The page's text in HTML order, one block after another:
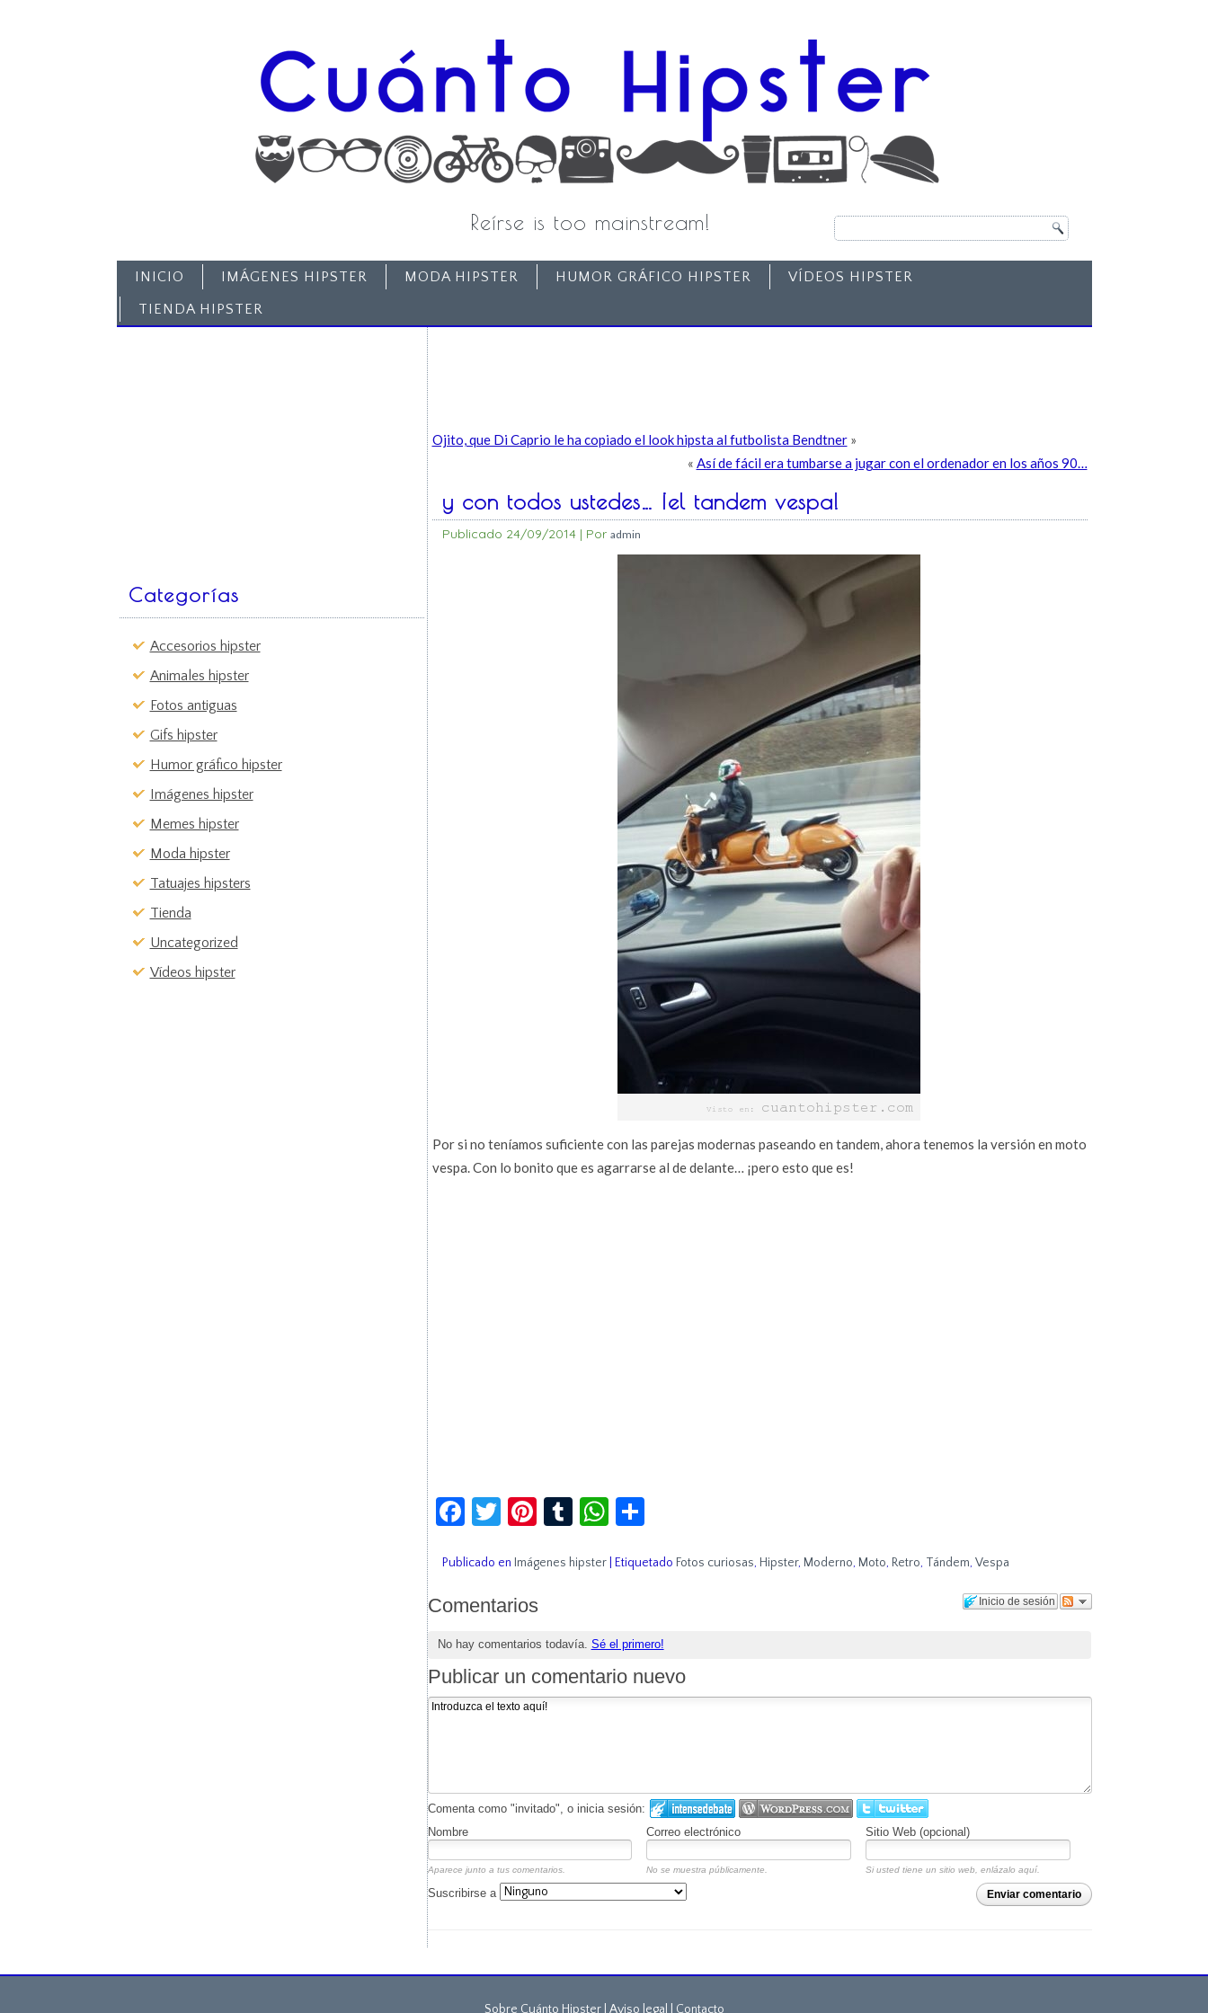
Reírse is too mainstream!
INICIO IMÁGENES HIPSTER MODA HIPSTER HUMOR GRÁFICO HIPSTER
VÍDEOS HIPSTER
TIENDA HIPSTER
Categorías
Accesorios hipster
Animales hipster
Fotos antiguas
Gifs hipster
Humor gráfico hipster
Imágenes hipster
Memes hipster
Moda hipster
Tatuajes hipsters
Tienda
Uncategorized
Vídeos hipster
Ojito, que Di Caprio le ha copiado el look hipsta al futbolista Bendtner»
« Así de fácil era tumbarse a jugar con el ordenador en los años 90…
y con todos ustedes… ¡el tandem vespa!
Publicado 24/09/2014| Por admin
Por si no teníamos suficiente con las parejas modernas paseando en tandem, ahora tenemos la versión en moto
vespa. Con lo bonito que es agarrarse al de delante… ¡pero esto que es!
Facebook
Twitter
Pinterest
TumblrWhatsApp
Compartir
Publicado en Imágenes hipster| Etiquetado Fotos curiosas, Hipster, Moderno, Moto, Retro, Tándem, Vespa
Inicio de sesión
Comentarios
No hay comentarios todavía. Sé el primero!
Publicar un comentario nuevo
Comenta como "invitado", o inicia sesión:
Nombre
Correo electrónico Sitio Web (opcional)
Aparece junto a tus comentarios. No se muestra públicamente. Si usted tiene un sitio web, enlázalo aquí.
Enviar comentario
Suscribirse a
Sobre Cuánto Hipster | Aviso legal | Contacto